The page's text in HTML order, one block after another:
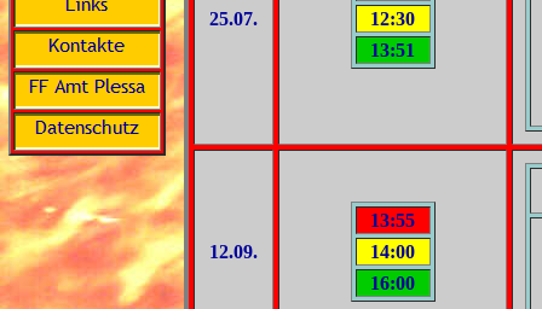
25.07.
12:30
13:51
12.09.
13:55
14:00
16:00